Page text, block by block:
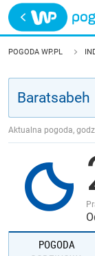
Trwa ładowanie
POLSKA
JAKOŚĆ
POGODA WP.PL
Aktualna pogoda,
POGODA